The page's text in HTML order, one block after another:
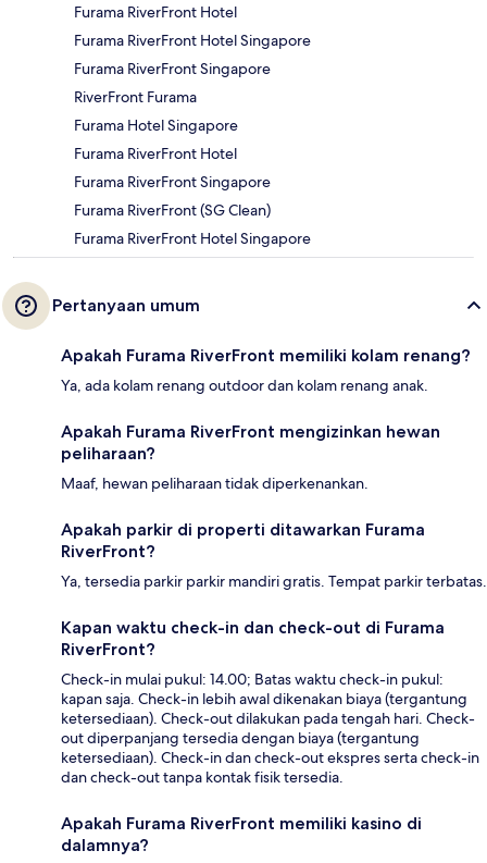
Furama RiverFront Hotel
Furama RiverFront Hotel Singapore
Furama RiverFront Singapore
RiverFront Furama
Furama Hotel Singapore
Furama RiverFront Hotel
Furama RiverFront Singapore
Furama RiverFront (SG Clean)
Furama RiverFront Hotel Singapore
Pertanyaan umum
Apakah Furama RiverFront memiliki kolam renang?
Ya, ada kolam renang outdoor dan kolam renang anak.
Apakah Furama RiverFront mengizinkan hewan
peliharaan?
Maaf, hewan peliharaan tidak diperkenankan.
Apakah parkir di properti ditawarkan Furama
RiverFront?
Ya, tersedia parkir parkir mandiri gratis. Tempat parkir terbatas.
Kapan waktu check-in dan check-out di Furama
RiverFront?
Check-in mulai pukul: 14.00; Batas waktu check-in pukul:
kapan saja. Check-in lebih awal dikenakan biaya (tergantung
ketersediaan). Check-out dilakukan pada tengah hari. Check-
out diperpanjang tersedia dengan biaya (tergantung
ketersediaan). Check-in dan check-out ekspres serta check-in
dan check-out tanpa kontak fisik tersedia.
Apakah Furama RiverFront memiliki kasino di
dalamnya?